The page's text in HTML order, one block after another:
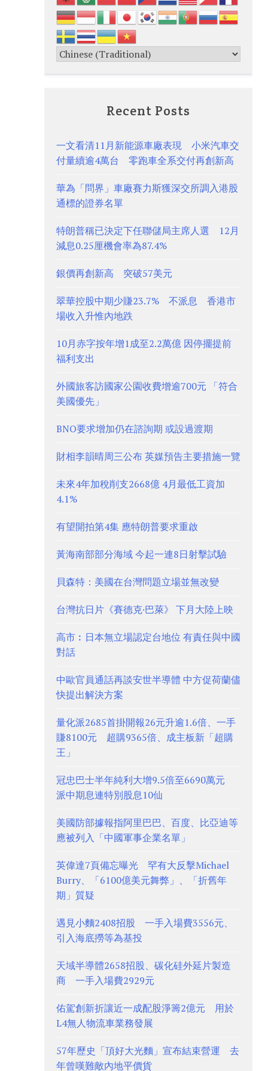
Recent Posts
一文看清11月新能源車廠表現 小米汽車交
付量續逾4萬台 零跑車全系交付再創新高
華為「問界」車廠賽力斯獲深交所調入港股
通標的證券名單
特朗普稱已決定下任聯儲局主席人選 12月
減息0.25厘機會率為87.4%
銀價再創新高 突破57美元
翠華控股中期少賺23.7% 不派息 香港市
場收入升惟內地跌
10月赤字按年增1成至2.2萬億 因停擺提前
福利支出
外國旅客訪國家公園收費增逾700元 「符合
美國優先」
BNO要求增加仍在諮詢期 或設過渡期
財相李韻晴周三公布 英媒預告主要措施一覽
未來4年加稅削支2668億 4月最低工資加
4.1%
有望開拍第4集 應特朗普要求重啟
黃海南部部分海域 今起一連8日射擊試驗
貝森特：美國在台灣問題立場並無改變
台灣抗日片《賽德克·巴萊》 下月大陸上映
高市︰日本無立場認定台地位 有責任與中國
對話
中歐官員通話再談安世半導體 中方促荷蘭儘
快提出解決方案
量化派2685首掛開報26元升逾1.6倍、一手
賺8100元 超購9365倍、成主板新「超購
王」
冠忠巴士半年純利大增9.5倍至6690萬元
派中期息連特別股息10仙
美國防部據報指阿里巴巴、百度、比亞迪等
應被列入「中國軍事企業名單」
英偉達7頁備忘曝光 罕有大反擊Michael
Burry、「6100億美元舞弊」、「折舊年
期」質疑
遇見小麵2408招股 一手入場費3556元、
引入海底撈等為基投
天域半導體2658招股、碳化硅外延片製造
商 一手入場費2929元
佑駕創新折讓近一成配股淨籌2億元 用於
L4無人物流車業務發展
57年歷史「頂好大光麵」宣布結束營運 去
年曾嘆難敵內地平價貨